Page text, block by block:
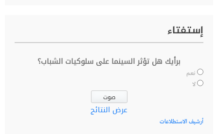
إستفتاء
برأيك هل تؤثر السينما على سلوكيات الشباب؟
نعم
لا
عرض النتائج
أرشيف الاستطلاعات